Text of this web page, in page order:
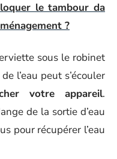
le tambour da
?
sous le robinet
l’eau peut s’écouler
votre appareil.
de la sortie d’eau
pour récupérer l’eau